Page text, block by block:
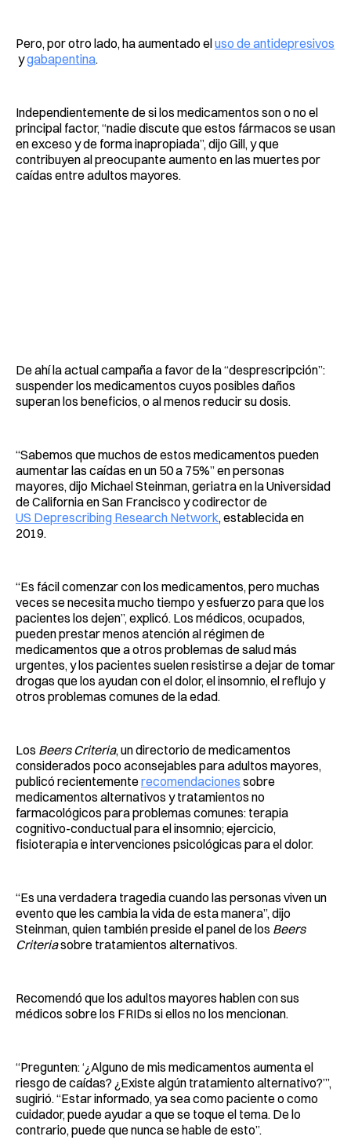
Pero, por otro lado, ha aumentado eluso de antidepresivos
ygabapentina.
Independientemente de si los medicamentos son o no el
principal factor, “nadie discute que estos fármacos se usan
en exceso y de forma inapropiada”, dijo Gill, y que
contribuyen al preocupante aumento en las muertes por
caídas entre adultos mayores.
De ahí la actual campaña a favor de la “desprescripción”:
suspender los medicamentos cuyos posibles daños
superan los beneficios, o al menos reducir su dosis.
“Sabemos que muchos de estos medicamentos pueden
aumentar las caídas en un 50 a 75%” en personas
mayores, dijo Michael Steinman, geriatra en la Universidad
de California en San Francisco y codirector de
US Deprescribing Research Network, establecida en
2019.
“Es fácil comenzar con los medicamentos, pero muchas
veces se necesita mucho tiempo y esfuerzo para que los
pacientes los dejen”, explicó. Los médicos, ocupados,
pueden prestar menos atención al régimen de
medicamentos que a otros problemas de salud más
urgentes, y los pacientes suelen resistirse a dejar de tomar
drogas que los ayudan con el dolor, el insomnio, el reflujo y
otros problemas comunes de la edad.
Los Beers Criteria, un directorio de medicamentos
considerados poco aconsejables para adultos mayores,
publicó recientementerecomendaciones sobre
medicamentos alternativos y tratamientos no
farmacológicos para problemas comunes: terapia
cognitivo-conductual para el insomnio; ejercicio,
fisioterapia e intervenciones psicológicas para el dolor.
“Es una verdadera tragedia cuando las personas viven un
evento que les cambia la vida de esta manera”, dijo
Steinman, quien también preside el panel de los Beers
Criteriasobre tratamientos alternativos.
Recomendó que los adultos mayores hablen con sus
médicos sobre los FRIDs si ellos no los mencionan.
“Pregunten: ‘¿Alguno de mis medicamentos aumenta el
riesgo de caídas? ¿Existe algún tratamiento alternativo?’”,
sugirió. “Estar informado, ya sea como paciente o como
cuidador, puede ayudar a que se toque el tema. De lo
contrario, puede que nunca se hable de esto”.